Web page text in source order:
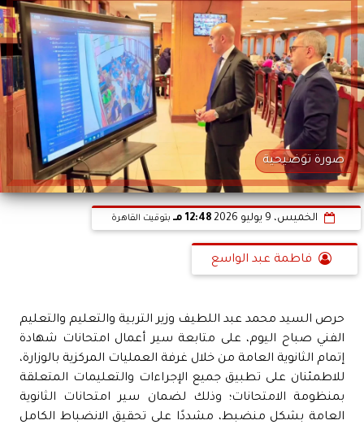
صورة توضيحية
الخميس، 9 يوليو 2026 12:48 مـ بتوقيت القاهرة
فاطمة عبد الواسع
حرص السيد محمد عبد اللطيف وزير التربية والتعليم والتعليم
الفني صباح اليوم، على متابعة سير أعمال امتحانات شهادة
إتمام الثانوية العامة من خلال غرفة العمليات المركزية بالوزارة،
للاطمئنان على تطبيق جميع الإجراءات والتعليمات المتعلقة
بمنظومة الامتحانات؛ وذلك لضمان سير امتحانات الثانوية
العامة بشكل منضبط، مشددًا على تحقيق الانضباط الكامل